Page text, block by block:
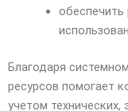
обеспечить
Благодаря
ресурсов помогает
учетом технических,